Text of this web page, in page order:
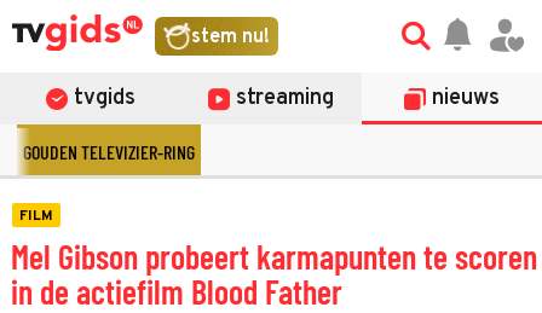
stem nu!
tvgids streaming nieuws
GOUDEN TELEVIZIER-RING
FILM
Mel Gibson probeert karmapunten te scoren
in de actiefilm Blood Father